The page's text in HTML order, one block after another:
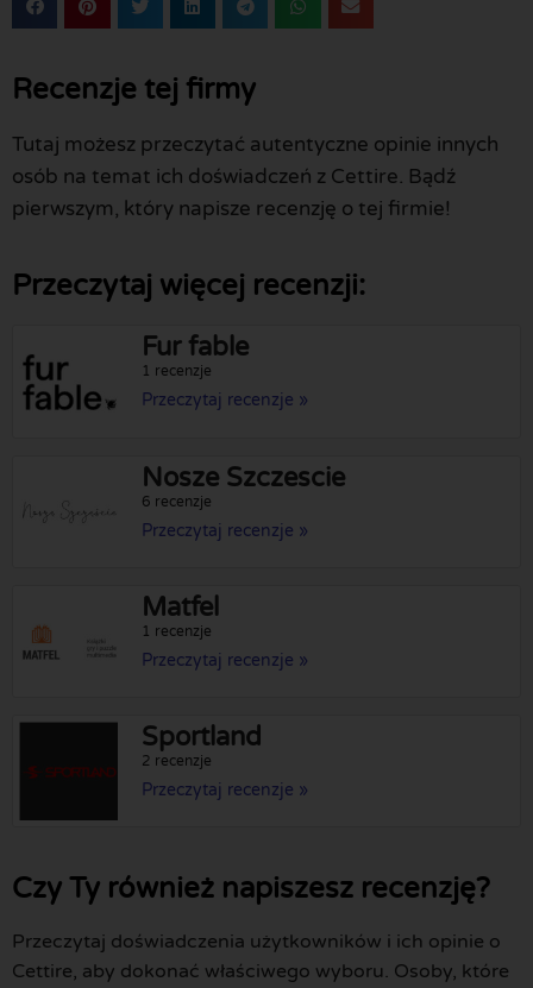
Recenzje tej firmy
Tutaj możesz przeczytać autentyczne opinie innych
osób na temat ich doświadczeń z Cettire. Bądź
pierwszym, który napisze recenzję o tej firmie!
Przeczytaj więcej recenzji:
Fur fable
1 recenzje
Przeczytaj recenzje »
Nosze Szczescie
6 recenzje
Przeczytaj recenzje »
Matfel
1 recenzje
Przeczytaj recenzje »
Sportland
2 recenzje
Przeczytaj recenzje »
Czy Ty również napiszesz recenzję?
Przeczytaj doświadczenia użytkowników i ich opinie o
Cettire, aby dokonać właściwego wyboru. Osoby, które